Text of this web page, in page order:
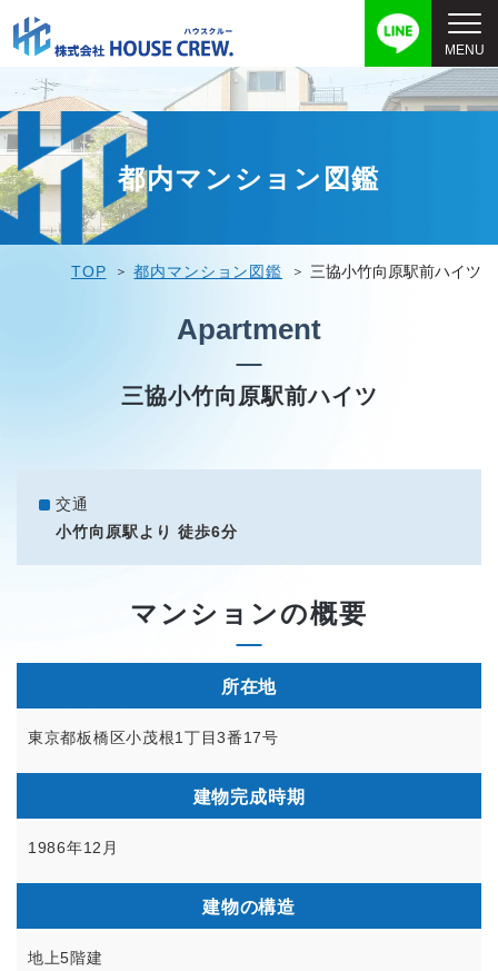
都内マンション図鑑
TOP 都内マンション図鑑 三協小竹向原駅前ハイツ
Apartment
三協小竹向原駅前ハイツ
交通
小竹向原駅より 徒歩6分
マンションの概要
所在地
東京都板橋区小茂根1丁目3番17号
建物完成時期
1986年12月
建物の構造
地上5階建